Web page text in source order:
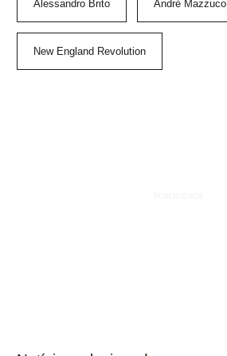
Alessandro Brito André Mazzuco
New England Revolution